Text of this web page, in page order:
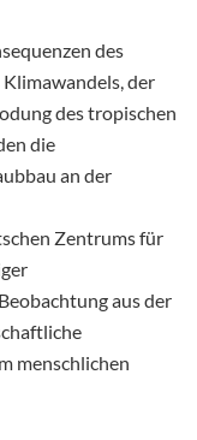
des
Klimawandels, der
des tropischen
die
an der
Zentrums für
aus der
menschlichen